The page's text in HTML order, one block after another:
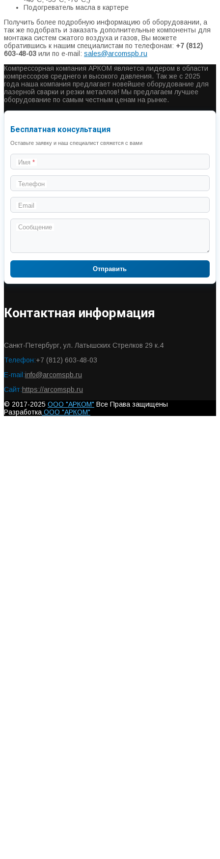
Подогреватель масла в картере
Получить более подробную информацию об оборудовании, а
так же подобрать и заказать дополнительные компоненты для
монтажа систем сжатого воздуха и газов, Вы можете
обратившись к нашим специалистам по телефонам: +7 (812)
603-48-03 или по e-mail: sales@arcomspb.ru
Компрессорная компания АРКОМ является лидером в области
компрессоров среднего и высокого давления. Так же с 2025
года наша компания предлагает новейшее оборудование для
лазерной сварки и резки металлов! Мы предлагаем лучшее
оборудование по самым честным ценам на рынке.
Бесплатная консультация
Оставьте заявку и наш специалист свяжется с вами
Имя
Телефон
Email
Сообщение
Отправить
Контактная информация
Санкт-Петербург, ул. Латышских Стрелков 29 к.4
Телефон:+7 (812) 603-48-03
E-mail:info@arcomspb.ru
Сайт:https://arcomspb.ru
© 2017-2025 ООО "АРКОМ" Все Права защищены
Разработка ООО "АРКОМ"